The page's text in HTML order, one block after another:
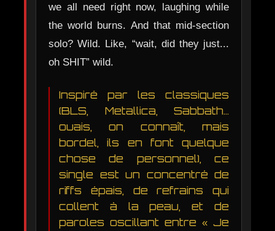
we all need right now, laughing while
the world burns. And that mid-section
solo? Wild. Like, “wait, did they just...
oh SHIT” wild.
Inspiré par les classiques
(BLS, Metallica, Sabbath…
ouais, on connaît, mais
bordel, ils en font quelque
chose de personnel), ce
single est un concentré de
riffs épais, de refrains qui
collent à la peau, et de
paroles oscillant entre « Je